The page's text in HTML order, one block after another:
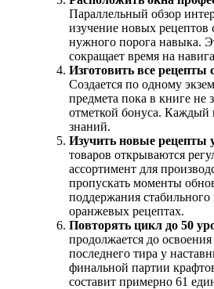
Параллельный обзор
изучение новых рецептов
нужного порога навыка.
сокращает время на
Изготовить все
Создается по одному
предмета пока в книге не
отметкой бонуса. Каждый
знаний.
Изучить новые рецепты
товаров открываются
ассортимент для
пропускать моменты
поддержания стабильного
оранжевых рецептах.
Повторять цикл до 50
продолжается до
последнего тира у
финальной партии
составит примерно 61